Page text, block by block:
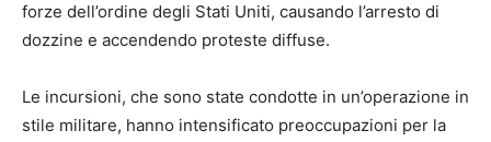
forze dell’ordine degli Stati Uniti, causando l’arresto di
dozzine e accendendo proteste diffuse.
Le incursioni, che sono state condotte in un’operazione in
stile militare, hanno intensificato preoccupazioni per la